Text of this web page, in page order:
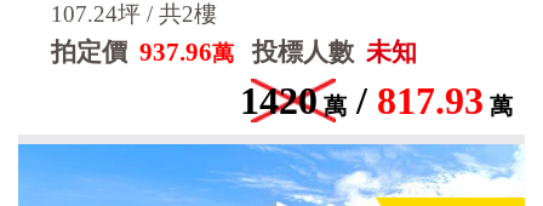
107.24坪 / 共2樓
拍定價 937.96萬 投標人數 未知
1420 萬 / 817.93 萬